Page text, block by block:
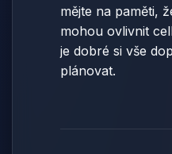
mějte na paměti,
mohou ovlivnit
je dobré si vše
plánovat.